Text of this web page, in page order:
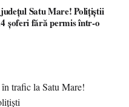
Satu Mare! Polițiștii
șoferi fără permis într-o